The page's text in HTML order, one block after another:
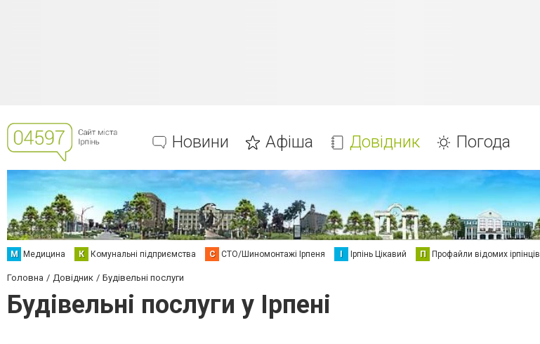
Новини Афіша Довідник Погода
М Медицина К Комунальні підприємства С СТО/Шиномонтажі Ірпеня І Ірпінь Цікавий П Профайли відомих ірпінців
Головна Довідник Будівельні послуги
Будівельні послуги у Ірпені